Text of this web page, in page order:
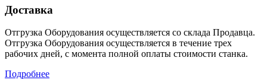
Доставка
Отгрузка Оборудования осуществляется со склада Продавца.
Отгрузка Оборудования осуществляется в течение трех
рабочих дней, с момента полной оплаты стоимости станка.
Подробнее